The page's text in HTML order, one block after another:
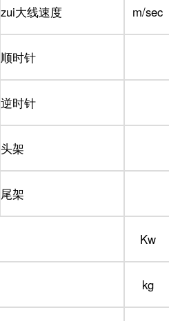
zui大线速度 m/sec
顺时针
逆时针
头架
尾架
Kw
kg